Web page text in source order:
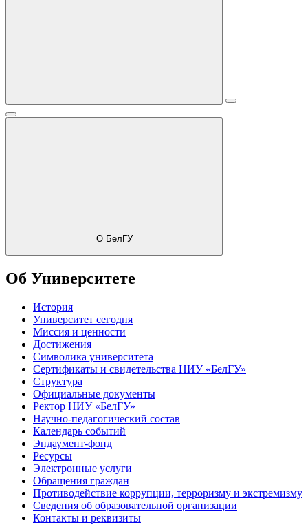
О БелГУ
Об Университете
История
Университет сегодня
Миссия и ценности
Достижения
Символика университета
Сертификаты и свидетельства НИУ «БелГУ»
Структура
Официальные документы
Ректор НИУ «БелГУ»
Научно-педагогический состав
Календарь событий
Эндаумент-фонд
Ресурсы
Электронные услуги
Обращения граждан
Противодействие коррупции, терроризму и экстремизму
Сведения об образовательной организации
Контакты и реквизиты